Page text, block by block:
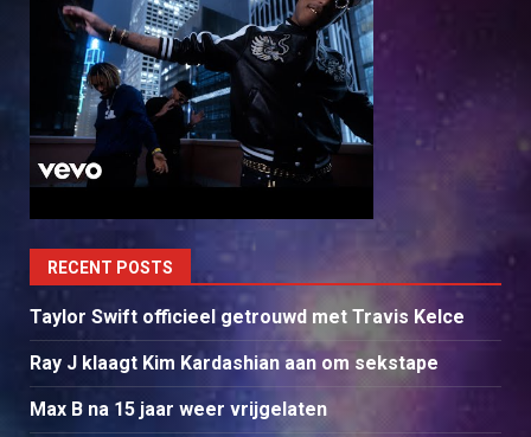
RECENT POSTS
Taylor Swift officieel getrouwd met Travis Kelce
Ray J klaagt Kim Kardashian aan om sekstape
Max B na 15 jaar weer vrijgelaten